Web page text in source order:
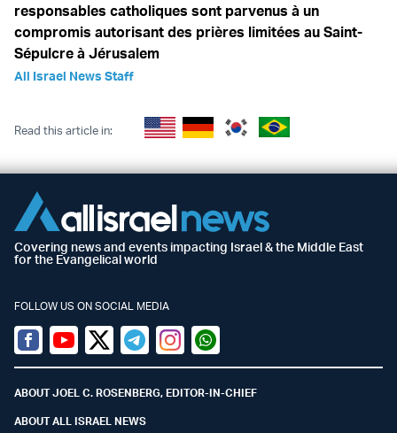
responsables catholiques sont parvenus à un
compromis autorisant des prières limitées au Saint-
Sépulcre à Jérusalem
All Israel News Staff
Read this article in:
Covering news and events impacting Israel & the Middle East
for the Evangelical world
FOLLOW US ON SOCIAL MEDIA
Facebook
YoutubeTwitter (X)
TelegramInstagramWhatsapp
ABOUT JOEL C. ROSENBERG, EDITOR-IN-CHIEF
ABOUT ALL ISRAEL NEWS